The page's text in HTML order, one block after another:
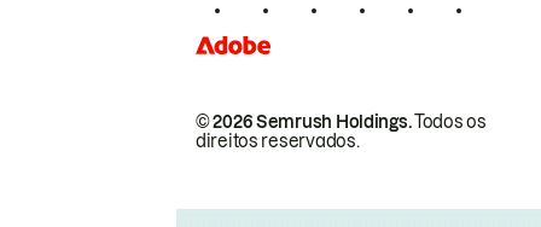
© 2026 Semrush Holdings.Todos os
direitos reservados.